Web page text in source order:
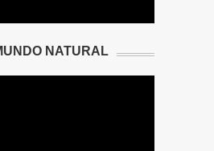
NATURAL